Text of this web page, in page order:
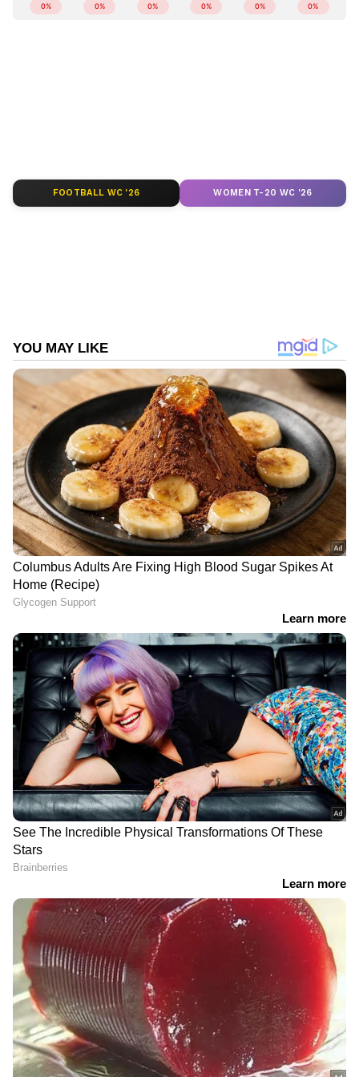
മഞ്ഞളാണ് ആദ്യമായി ഈ പട്ടികയില്‍
ഉള്‍പ്പെടുന്നത്. കുര്‍കുമിന്‍ എന്ന
DOWNLOAD APP
RECOMMENDED STORIES
ദിവസവും ലെമൺ ടീ
കുടിക്കുന്നതിന്റെ 5
ആരോഗ്യ ഗുണങ്ങൾ
വെള്ളരിക്കയോ
തണ്ണിമത്തനോ : ചൂട്
കാലത്ത് ഏറ്റവും നല്ലത്
ബീറ്റ്റൂട്ട് സൂപ്പറാണ്,
ഗുണങ്ങൾ
കഴിക്കുന്നതിന്റെ പ്രധാന
FOOTBALL WC '26 WOMEN T-20 WC '26